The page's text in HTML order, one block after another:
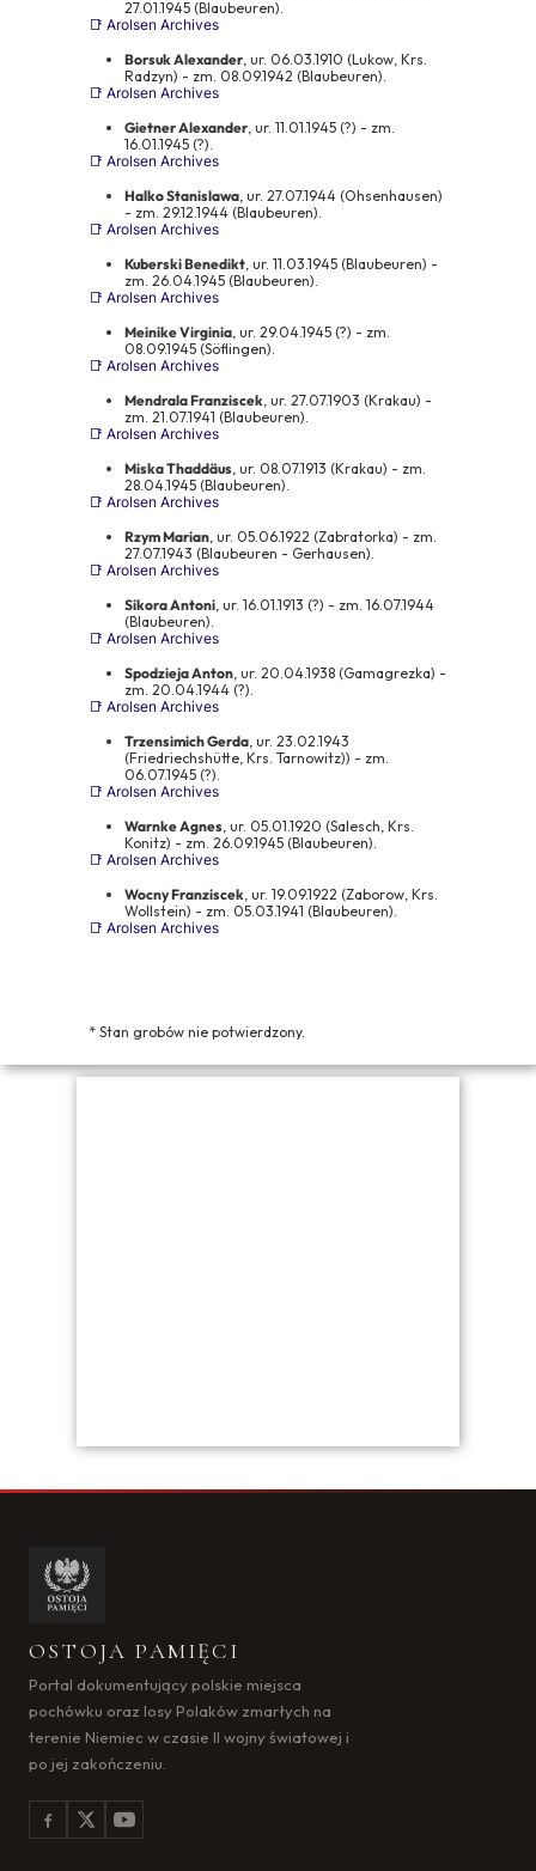
27.01.1945 (Blaubeuren).
📑 Arolsen Archives
Borsuk Alexander, ur. 06.03.1910 (Lukow, Krs.
Radzyn) - zm. 08.09.1942 (Blaubeuren).
📑 Arolsen Archives
Gietner Alexander, ur. 11.01.1945 (?) - zm.
16.01.1945 (?).
📑 Arolsen Archives
Halko Stanislawa, ur. 27.07.1944 (Ohsenhausen)
- zm. 29.12.1944 (Blaubeuren).
📑 Arolsen Archives
Kuberski Benedikt, ur. 11.03.1945 (Blaubeuren) -
zm. 26.04.1945 (Blaubeuren).
📑 Arolsen Archives
Meinike Virginia, ur. 29.04.1945 (?) - zm.
08.09.1945 (Söflingen).
📑 Arolsen Archives
Mendrala Franziscek, ur. 27.07.1903 (Krakau) -
zm. 21.07.1941 (Blaubeuren).
📑 Arolsen Archives
Miska Thaddäus, ur. 08.07.1913 (Krakau) - zm.
28.04.1945 (Blaubeuren).
📑 Arolsen Archives
Rzym Marian, ur. 05.06.1922 (Zabratorka) - zm.
27.07.1943 (Blaubeuren - Gerhausen).
📑 Arolsen Archives
Sikora Antoni, ur. 16.01.1913 (?) - zm. 16.07.1944
(Blaubeuren).
📑 Arolsen Archives
Spodzieja Anton, ur. 20.04.1938 (Gamagrezka) -
zm. 20.04.1944 (?).
📑 Arolsen Archives
Trzensimich Gerda, ur. 23.02.1943
(Friedriechshütte, Krs. Tarnowitz)) - zm.
06.07.1945 (?).
📑 Arolsen Archives
Warnke Agnes, ur. 05.01.1920 (Salesch, Krs.
Konitz) - zm. 26.09.1945 (Blaubeuren).
📑 Arolsen Archives
Wocny Franziscek, ur. 19.09.1922 (Zaborow, Krs.
Wollstein) - zm. 05.03.1941 (Blaubeuren).
📑 Arolsen Archives
* Stan grobów nie potwierdzony.
OSTOJA PAMIĘCI
Portal dokumentujący polskie miejsca
pochówku oraz losy Polaków zmarłych na
terenie Niemiec w czasie II wojny światowej i
po jej zakończeniu.
Zgoda na pliki cookie
urządzeniu podczas przeglądania stron internetowych. Używamy ich
do poprawy działania serwisu, personalizacji treści, oraz analizy ruchu
Dostosuj Zezwól na wszystkie